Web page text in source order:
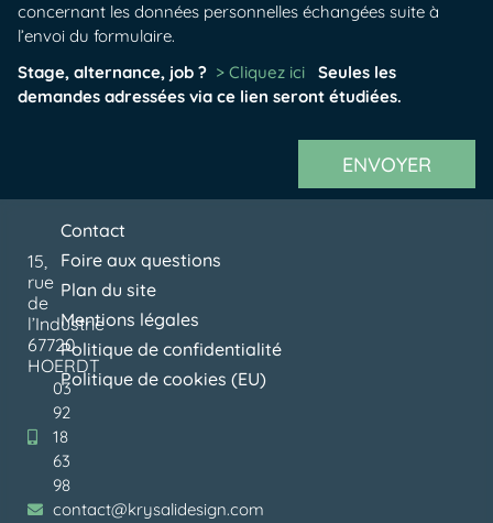
concernant les données personnelles échangées suite à
l’envoi du formulaire.
Stage, alternance, job ? > Cliquez ici
Seules les
demandes adressées via ce lien seront étudiées.
ENVOYER
15,
rue
de
l’Industrie
67720
HOERDT
03
92
18
63
98
contact@krysalidesign.com
Contact
Foire aux questions
Plan du site
Mentions légales
Politique de confidentialité
Politique de cookies (EU)